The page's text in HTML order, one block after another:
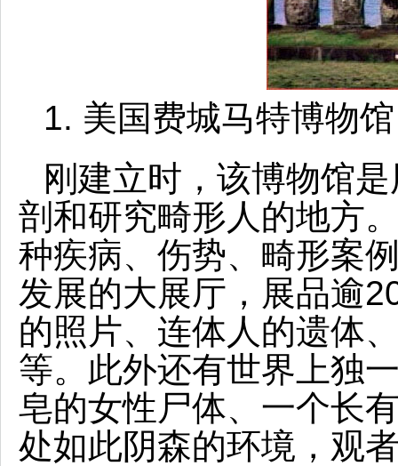
1. 美国费城马特博物馆
刚建立时，该博物馆
剖和研究畸形人的地方
种疾病、伤势、畸形案
发展的大展厅，展品逾
的照片、连体人的遗体
等。此外还有世界上独
皂的女性尸体、一个长
处如此阴森的环境，观